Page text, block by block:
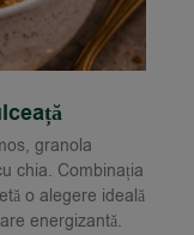
granola
chia. Combinația
o alegere ideală
energizantă.